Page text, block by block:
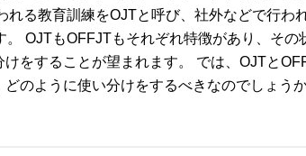
れる教育訓練をOJTと呼び、社外などで行わ
OJTもOFFJTもそれぞれ特徴があり、その
をすることが望まれます。 では、OJTと
のように使い分けをするべきなのでしょう